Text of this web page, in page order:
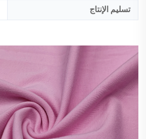
تسليم الإنتاج